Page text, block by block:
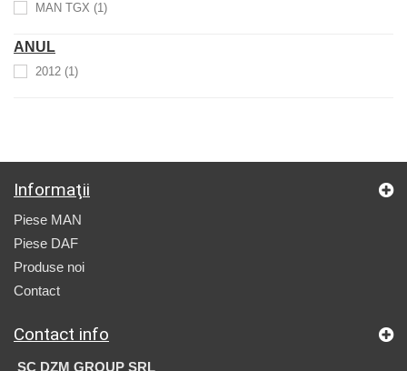
MAN TGX (1)
ANUL
2012 (1)
Informaţii
Piese MAN
Piese DAF
Produse noi
Contact
Contact info
SC DZM GROUP SRL